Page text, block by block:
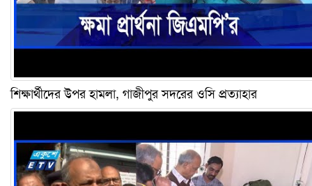
শিক্ষার্থীদের উপর হামলা, গাজীপুর সদরের ওসি প্রত্যাহার